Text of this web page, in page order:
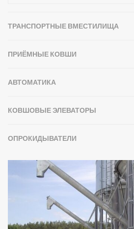
ТРАНСПОРТНЫЕ ВМЕСТИЛИЩА
ПРИЁМНЫЕ КОВШИ
АВТОМАТИКА
КОВШОВЫЕ ЭЛЕВАТОРЫ
ОПРОКИДЫВАТЕЛИ